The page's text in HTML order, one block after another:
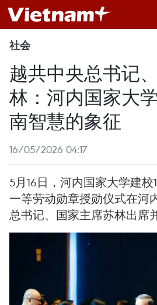
社会
越共中央总书记
林：河内国家大
南智慧的象征
16/05/2026 04:17
5月16日，河内国家大学建
一等劳动勋章授勋仪式在河
总书记、国家主席苏林出席